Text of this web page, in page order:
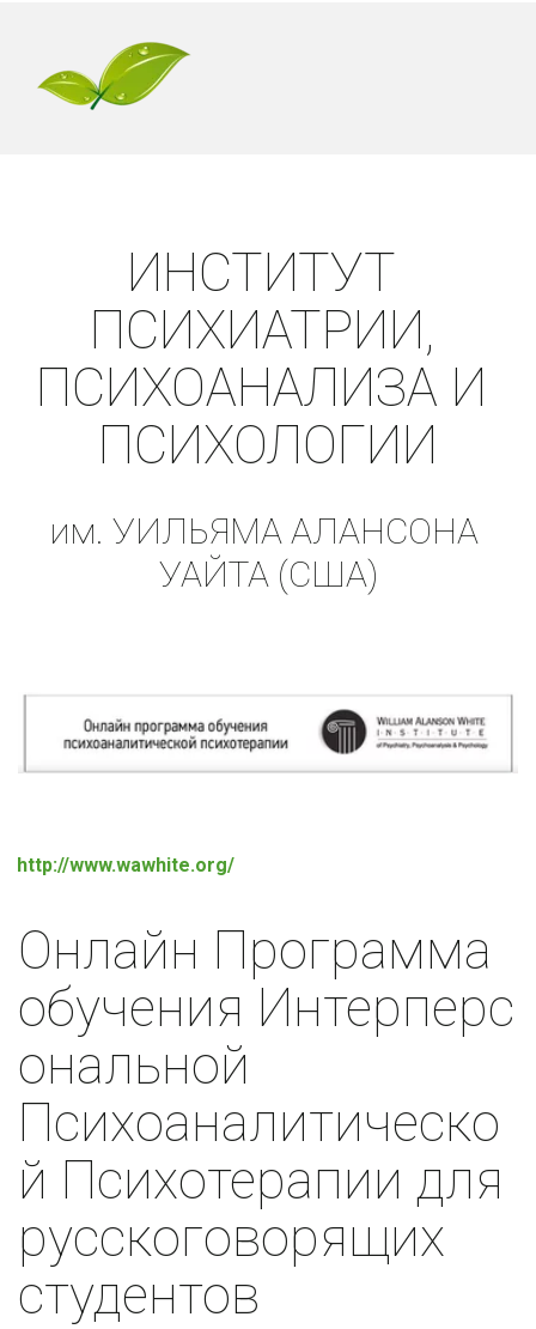
ИНСТИТУТ
ПСИХИАТРИИ,
ПСИХОАНАЛИЗА И
ПСИХОЛОГИИ
им. УИЛЬЯМА АЛАНСОНА
УАЙТА (США)
http://www.wawhite.org/
Онлайн Программа
обучения Интерперс
ональной
Психоаналитическо
й Психотерапии для
русскоговорящих
студентов